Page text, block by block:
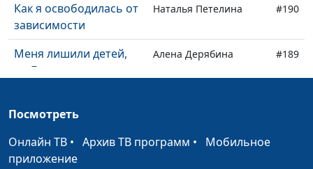
Как я освободилась от
зависимости
Наталья Петелина #190
Меня лишили детей,
но Бог вернул их мне
Алена Дерябина #189
из человека
Как люди в парке
ощутили Божью
Сергей Парфенов
Посмотреть
Онлайн ТВ • Архив ТВ программ • Мобильное
приложение